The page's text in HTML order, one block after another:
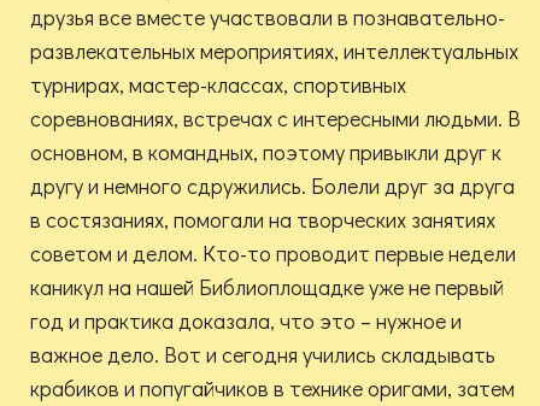
друзья все вместе участвовали в познавательно-
развлекательных мероприятиях, интеллектуальных
турнирах, мастер-классах, спортивных
соревнованиях, встречах с интересными людьми. В
основном, в командных, поэтому привыкли друг к
другу и немного сдружились. Болели друг за друга
в состязаниях, помогали на творческих занятиях
советом и делом. Кто-то проводит первые недели
каникул на нашей Библиоплощадке уже не первый
год и практика доказала, что это – нужное и
важное дело. Вот и сегодня учились складывать
крабиков и попугайчиков в технике оригами, затем